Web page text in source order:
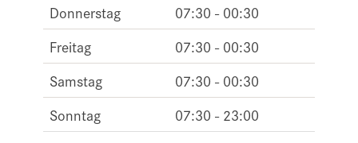
Donnerstag
07:30 - 00:30
Freitag
07:30 - 00:30
Samstag
07:30 - 00:30
Sonntag
07:30 - 23:00